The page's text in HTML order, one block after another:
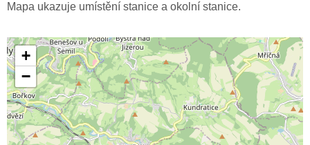
Mapa ukazuje umístění stanice a okolní stanice.
+
−